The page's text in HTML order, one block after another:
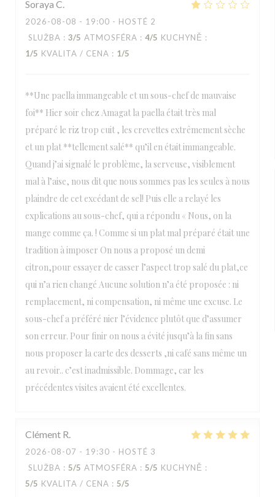
Soraya C
2026-08-08 - 19:00 - HOSTÉ 2
SLUŽBA : 3/5 ATMOSFÉRA : 4/5 KUCHYNĚ :
1/5 KVALITA / CENA : 1/5
**Une paella immangeable et un sous-chef de mauvaise
foi** Hier soir chez Amagat la paella était très mal
préparé le riz trop cuit , les crevettes extrêmement sèche
et un plat **tellement salé** qu’il en était immangeable.
Quand j’ai signalé le problème, la serveuse, visiblement
mal à l’aise, nous dit que nous sommes pas les seules à nous
plaindre de cet excédant de sel! Puis elle a relayé les
explications au sous-chef, qui a répondu « Nous, on la
mange comme ça. ! Comme si un plat mal préparé était une
tradition à imposer On nous a proposé un demi
citron,pour essayer de casser l’aspect trop salé du plat,ce
qui n’a rien changé Aucune solution n’a été proposée : ni
remplacement, ni compensation, ni même une excuse. Le
sous-chef a préféré nier l’évidence plutôt que d’assumer
son erreur. Pour finir on nous a évité jusqu’à la fin sans
nous proposer la carte des desserts ,ni café sans même un
au revoir.. c’est inadmissible. Dommage, car les
précédentes visites avaient été excellentes.
Clément R
2026-08-07 - 19:30 - HOSTÉ 3
SLUŽBA : 5/5 ATMOSFÉRA : 5/5 KUCHYNĚ :
5/5 KVALITA / CENA : 5/5